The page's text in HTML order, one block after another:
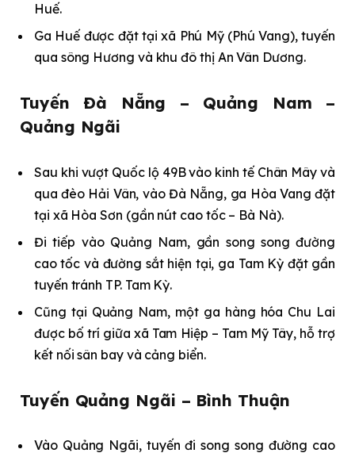
Huế.
Ga Huế được đặt tại xã Phú Mỹ (Phú Vang), tuyến
qua sông Hương và khu đô thị An Vân Dương.
Tuyến Ðà Nẵng – Quảng Nam –
Quảng Ngãi
Sau khi vượt Quốc lộ 49B vào kinh tế Chân Mây và
qua đèo Hải Vân, vào Đà Nẵng, ga Hòa Vang đặt
tại xã Hòa Sơn (gần nút cao tốc – Bà Nà).
Đi tiếp vào Quảng Nam, gần song song đường
cao tốc và đường sắt hiện tại, ga Tam Kỳ đặt gần
tuyến tránh TP. Tam Kỳ.
Cũng tại Quảng Nam, một ga hàng hóa Chu Lai
được bố trí giữa xã Tam Hiệp – Tam Mỹ Tây, hỗ trợ
kết nối sân bay và cảng biển.
Tuyến Quảng Ngãi – Bình Thuận
Vào Quảng Ngãi, tuyến đi song song đường cao